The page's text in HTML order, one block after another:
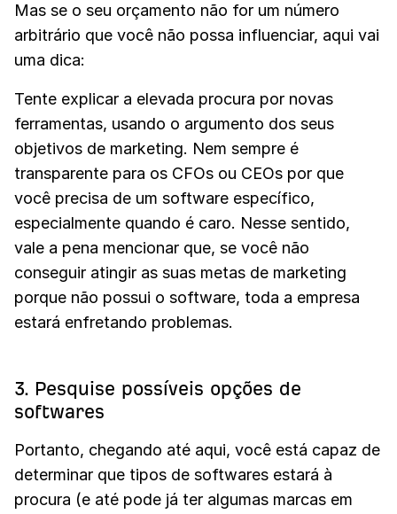
Mas se o seu orçamento não for um número
arbitrário que você não possa influenciar, aqui vai
uma dica:
Tente explicar a elevada procura por novas
ferramentas, usando o argumento dos seus
objetivos de marketing. Nem sempre é
transparente para os CFOs ou CEOs por que
você precisa de um software específico,
especialmente quando é caro. Nesse sentido,
vale a pena mencionar que, se você não
conseguir atingir as suas metas de marketing
porque não possui o software, toda a empresa
estará enfretando problemas.
3. Pesquise possíveis opções de
softwares
Portanto, chegando até aqui, você está capaz de
determinar que tipos de softwares estará à
procura (e até pode já ter algumas marcas em